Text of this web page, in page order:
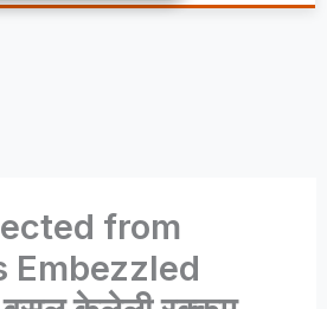
from
Embezzled